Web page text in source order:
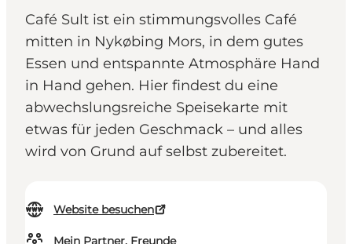
Café Sult ist ein stimmungsvolles Café
mitten in Nykøbing Mors, in dem gutes
Essen und entspannte Atmosphäre Hand
in Hand gehen. Hier findest du eine
abwechslungsreiche Speisekarte mit
etwas für jeden Geschmack – und alles
wird von Grund auf selbst zubereitet.
Website besuchen